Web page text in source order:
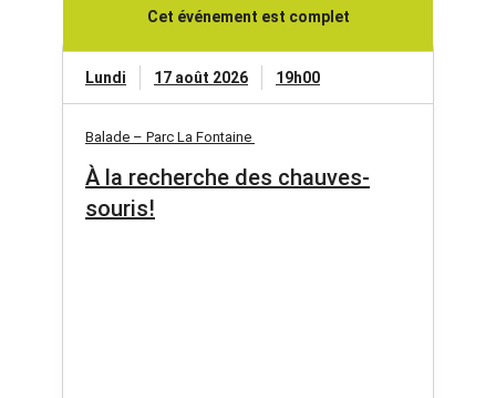
Cet événement est complet
Lundi 17 août 2026 19h00
Balade – Parc La Fontaine
À la recherche des chauves-
souris!